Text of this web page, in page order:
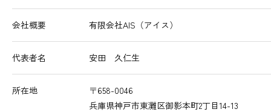
会社概要 有限会社AIS（アイス）
代表者名 安田 久仁生
所在地
〒658-0046
兵庫県神戸市東灘区御影本町2丁目14-13